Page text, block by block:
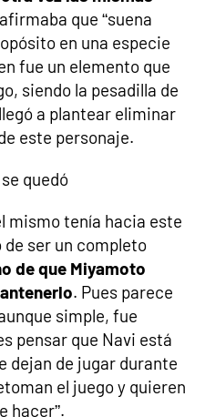
que “suena
en una especie
fue un elemento que
siendo la pesadilla de
a plantear eliminar
este personaje.
quedó
mismo tenía hacia este
ser un completo
de que Miyamoto
. Pues parece
simple, fue
pensar que Navi está
dejan de jugar durante
el juego y quieren
hacer”.